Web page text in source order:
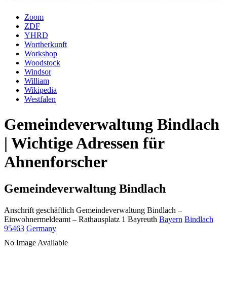
Zoom
ZDF
YHRD
Wortherkunft
Workshop
Woodstock
Windsor
William
Wikipedia
Westfalen
Gemeindeverwaltung Bindlach
| Wichtige Adressen für
Ahnenforscher
Gemeindeverwaltung Bindlach
Anschrift geschäftlich Gemeindeverwaltung Bindlach –
Einwohnermeldeamt – Rathausplatz 1 Bayreuth Bayern Bindlach
95463 Germany
No Image Available